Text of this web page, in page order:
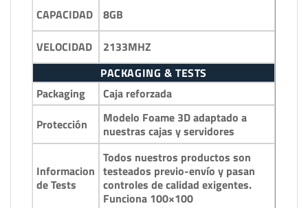
CAPACIDAD
8GB
VELOCIDAD
2133MHZ
PACKAGING & TESTS
Packaging
Caja reforzada
Protección
Modelo Foame 3D adaptado a
nuestras cajas y servidores
Informacion
de Tests
Todos nuestros productos son
testeados previo-envío y pasan
controles de calidad exigentes.
Funciona 100×100